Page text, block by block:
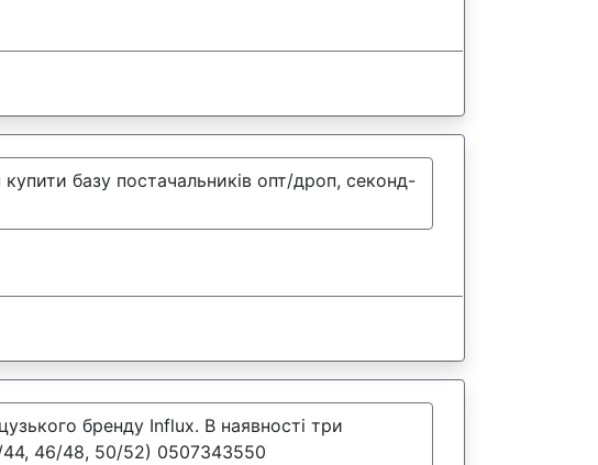
базу постачальників опт/дроп, секонд-
бренду Influx. В наявності три
44, 46/48, 50/52) 0507343550